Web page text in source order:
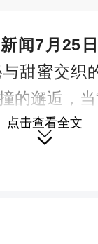
闻7月25
甜蜜交织
的邂逅，当
，他们的浪
真儿领衔
点击查看全文
